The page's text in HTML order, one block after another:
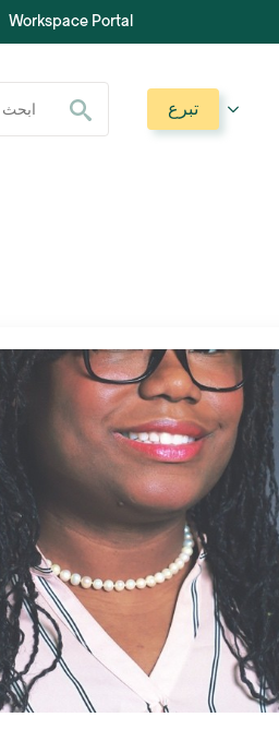
Workspace Portal
تبرع
ابحث عن: